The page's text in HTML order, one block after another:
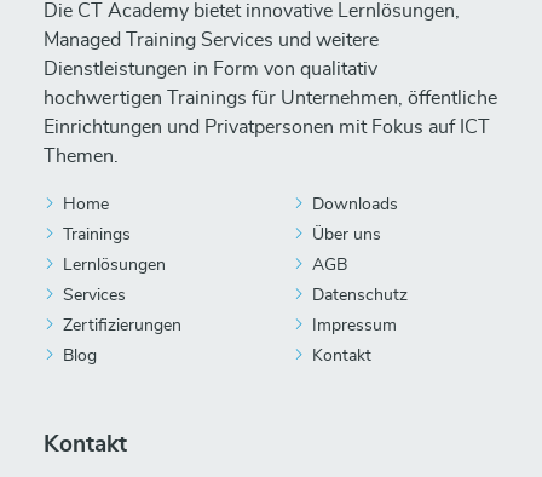
Die CT Academy bietet innovative Lernlösungen,
Managed Training Services und weitere
Dienstleistungen in Form von qualitativ
hochwertigen Trainings für Unternehmen, öffentliche
Einrichtungen und Privatpersonen mit Fokus auf ICT
Themen.
Home
Trainings
Lernlösungen
Services
Zertifizierungen
Blog
Downloads
Über uns
AGB
Datenschutz
Impressum
Kontakt
Kontakt